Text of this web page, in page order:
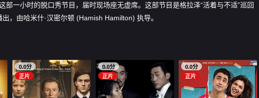
一小时的脱口秀节目，届时现场座无虚席。这部节目是格拉泽“活着与不适”巡回
，由哈米什·汉密尔顿 (Hamish Hamilton) 执导。
0.0分
正片
0.0分
正片
0.0分
正片